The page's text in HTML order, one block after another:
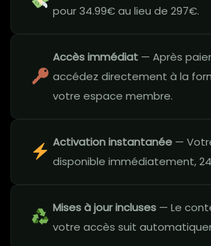
pour 34.99€ au lieu de 297€.
Accès immédiat — Après
accédez directement à la
votre espace membre.
Activation instantanée —
disponible immédiatement,
Mises à jour incluses — Le
votre accès suit